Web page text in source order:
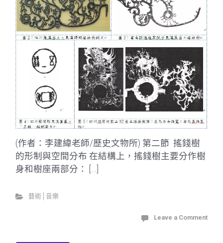
(作者：李建緯老師/歷史文物所) 第二節 搖錢樹
的形制與空間分布 在結構上，搖錢樹主要分作樹
身和樹座兩部分： […]
藝術│音樂
Leave a Comment